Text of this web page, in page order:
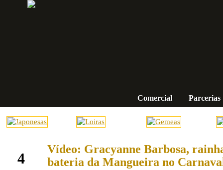
Parcerias
Comercial
4
Vídeo: Gracyanne Barbosa,
bateria da Mangueira no